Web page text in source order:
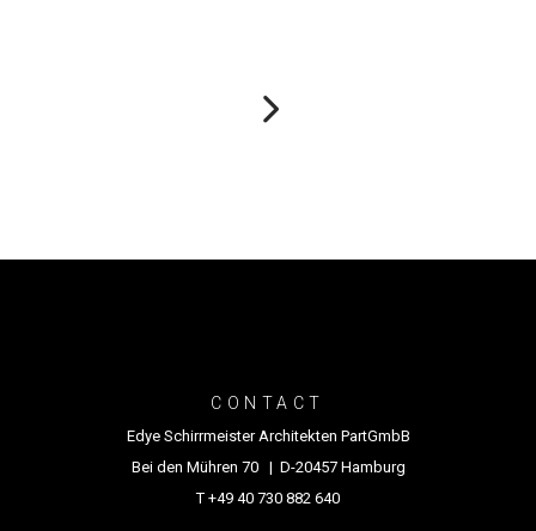
CONTACT
Edye Schirrmeister Architekten PartGmbB
Bei den Mühren 70 | D-20457 Hamburg
T +49 40 730 882 640